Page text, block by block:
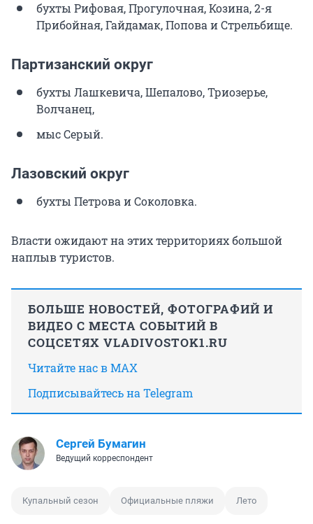
бухты Рифовая, Прогулочная, Козина, 2-я
Прибойная, Гайдамак, Попова и Стрельбище.
Партизанский округ
бухты Лашкевича, Шепалово, Триозерье,
Волчанец,
мыс Серый.
Лазовский округ
бухты Петрова и Соколовка.
Власти ожидают на этих территориях большой
наплыв туристов.
БОЛЬШЕ НОВОСТЕЙ, ФОТОГРАФИЙ И
ВИДЕО С МЕСТА СОБЫТИЙ В
СОЦСЕТЯХ VLADIVOSTOK1.RU
Читайте нас в MAX
Подписывайтесь на Telegram
Сергей Бумагин
Ведущий корреспондент
Купальный сезон Официальные пляжи Лето